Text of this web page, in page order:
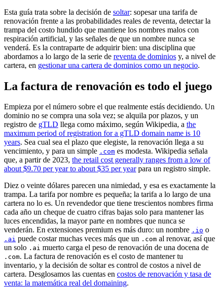
Esta guía trata sobre la decisión de soltar: sopesar una tarifa de
renovación frente a las probabilidades reales de reventa, detectar la
trampa del costo hundido que mantiene los nombres malos con
respiración artificial, y las señales de que un nombre nunca se
venderá. Es la contraparte de adquirir bien: una disciplina que
abordamos a lo largo de la serie de reventa de dominios y, a nivel de
cartera, en gestionar una cartera de dominios como un negocio.
La factura de renovación es todo el juego
Empieza por el número sobre el que realmente estás decidiendo. Un
dominio no se compra una sola vez; se alquila por plazos, y un
registro de gTLD llega como máximo, según Wikipedia, a the
maximum period of registration for a gTLD domain name is 10
years. Sea cual sea el plazo que elegiste, la renovación llega a su
vencimiento, y para un simple .com es modesta. Wikipedia señala
que, a partir de 2023, the retail cost generally ranges from a low of
about $9.70 per year to about $35 per yearpara un registro simple.
Diez o veinte dólares parecen una nimiedad, y esa es exactamente la
trampa. La tarifa por nombre es pequeña; la tarifa a lo largo de una
cartera no lo es. Un revendedor que tiene trescientos nombres firma
cada año un cheque de cuatro cifras bajas solo para mantener las
luces encendidas, la mayor parte en nombres que nunca se
venderán. En extensiones premium es más duro: un nombre .io o
.ai puede costar muchas veces más que un .com al renovar, así que
un solo .ai muerto carga el peso de renovación de una docena de
.com. La factura de renovación es el costo de mantener tu
inventario, y la decisión de soltar es control de costos a nivel de
cartera. Desglosamos las cuentas en costos de renovación y tasa de
venta: la matemática real del domaining.